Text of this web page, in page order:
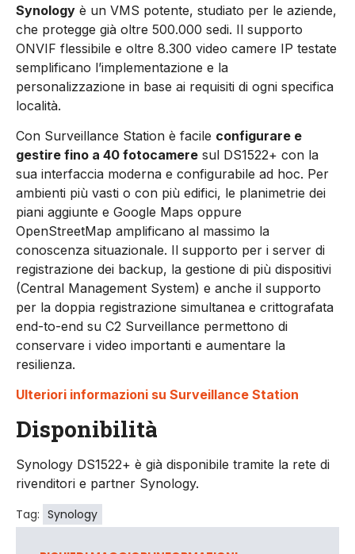
Synology è un VMS potente, studiato per le aziende,
che protegge già oltre 500.000 sedi. Il supporto
ONVIF flessibile e oltre 8.300 video camere IP testate
semplificano l’implementazione e la
personalizzazione in base ai requisiti di ogni specifica
località.
Con Surveillance Station è facile configurare e
gestire fino a 40 fotocamere sul DS1522+ con la
sua interfaccia moderna e configurabile ad hoc. Per
ambienti più vasti o con più edifici, le planimetrie dei
piani aggiunte e Google Maps oppure
OpenStreetMap amplificano al massimo la
conoscenza situazionale. Il supporto per i server di
registrazione dei backup, la gestione di più dispositivi
(Central Management System) e anche il supporto
per la doppia registrazione simultanea e crittografata
end-to-end su C2 Surveillance permettono di
conservare i video importanti e aumentare la
resilienza.
Ulteriori informazioni su Surveillance Station
Disponibilità
Synology DS1522+ è già disponibile tramite la rete di
rivenditori e partner Synology.
Tag: Synology